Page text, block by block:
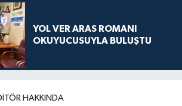
YOL VER ARAS ROMANI
OKUYUCUSUYLA BULUŞTU
HAKKINDA